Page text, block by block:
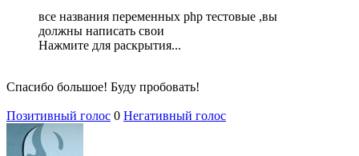
все названия переменных php тестовые ,вы
должны написать свои
Нажмите для раскрытия...
Спасибо большое! Буду пробовать!
Позитивный голос 0 Негативный голос